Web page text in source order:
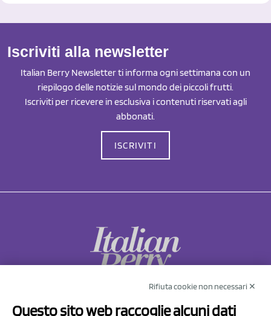
Iscriviti alla newsletter
Italian Berry Newsletter ti informa ogni settimana con un
riepilogo delle notizie sul mondo dei piccoli frutti.
Iscriviti per ricevere in esclusiva i contenuti riservati agli
abbonati.
ISCRIVITI
Rifiuta cookie non necessari ✕
Questo sito web raccoglie alcuni dati